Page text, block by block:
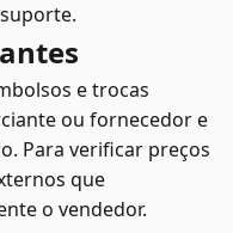
e trocas
ou fornecedor e
Para verificar preços
que
o vendedor.